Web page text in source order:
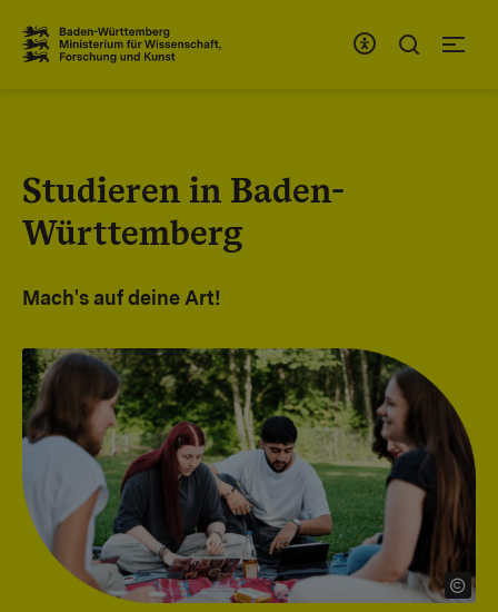
Studieren in Baden-
Württemberg
Mach's auf deine Art!